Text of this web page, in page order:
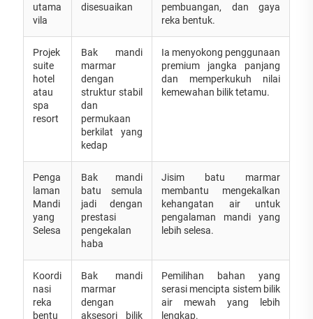
utama
vila
disesuaikan
pembuangan, dan gaya
reka bentuk.
Projek
suite
hotel
atau
spa
resort
Bak mandi
marmar
dengan
struktur stabil
dan
permukaan
berkilat yang
kedap
Ia menyokong penggunaan
premium jangka panjang
dan memperkukuh nilai
kemewahan bilik tetamu.
Penga
laman
Mandi
yang
Selesa
Bak mandi
batu semula
jadi dengan
prestasi
pengekalan
haba
Jisim batu marmar
membantu mengekalkan
kehangatan air untuk
pengalaman mandi yang
lebih selesa.
Koordi
nasi
reka
bentu
Bak mandi
marmar
dengan
aksesori bilik
Pemilihan bahan yang
serasi mencipta sistem bilik
air mewah yang lebih
lengkap.